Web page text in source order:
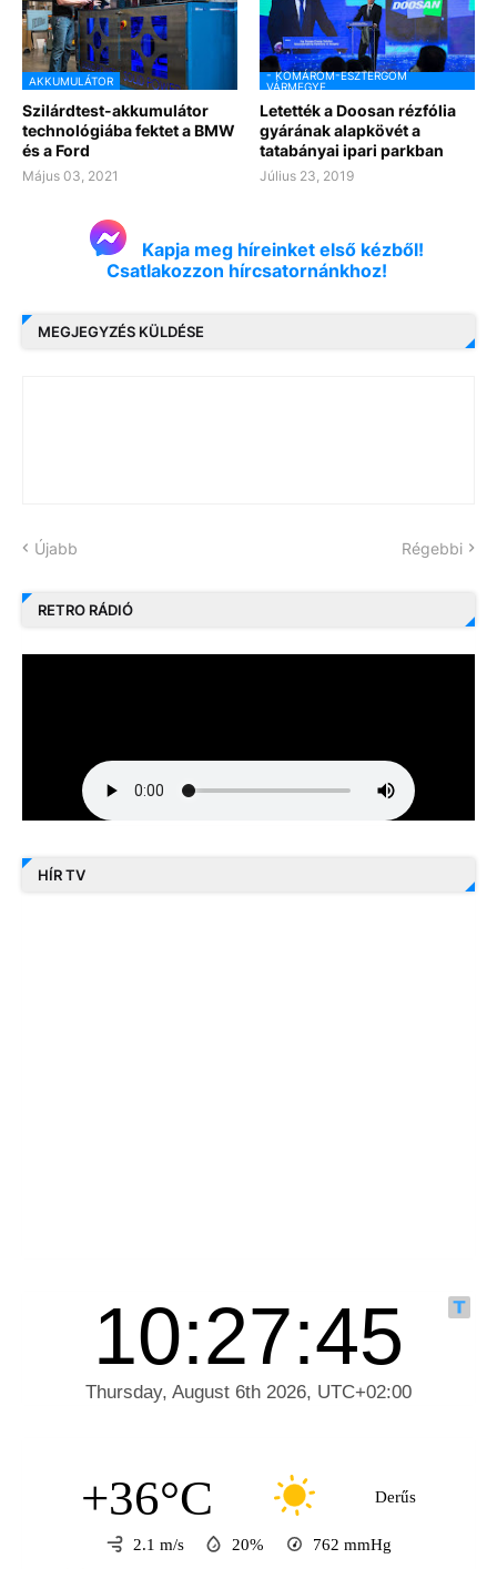
AKKUMULÁTOR
Szilárdtest-akkumulátor
technológiába fektet a BMW
és a Ford
Május 03, 2021
- KOMÁROM-ESZTERGOM
VÁRMEGYE
Letették a Doosan rézfólia
gyárának alapkövét a
tatabányai ipari parkban
Július 23, 2019
Kapja meg híreinket első kézből!
Csatlakozzon hírcsatornánkhoz!
MEGJEGYZÉS KÜLDÉSE
Újabb Régebbi
RETRO RÁDIÓ
HÍR TV
+36°C Derűs
2.1 m/s 20% 762 mmHg